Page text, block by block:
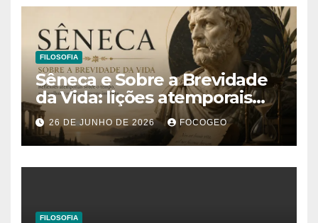
FILOSOFIA
Sêneca e Sobre a Brevidade
da Vida: lições atemporais
sobre o tempo, a felicidade e
o verdadeiro sentido da
existência
26 DE JUNHO DE 2026 FOCOGEO
FILOSOFIA